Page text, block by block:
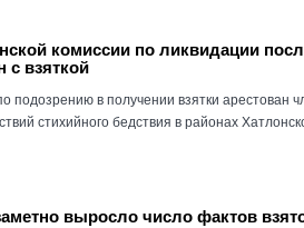
комиссии по ликвидации
с взяткой
подозрению в получении взятки арестован
стихийного бедствия в районах
выросло число фактов